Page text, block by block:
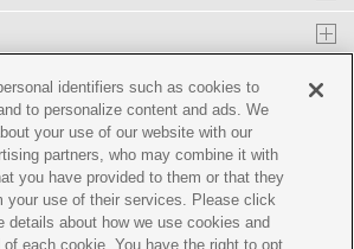
イメント
identifiers such as cookies to
to personalize content and ads. We
your use of our website with our
partners, who may combine it with
you have provided to them or that they
your use of their services. Please click
details about how we use cookies and
of each cookie. You have the right to opt